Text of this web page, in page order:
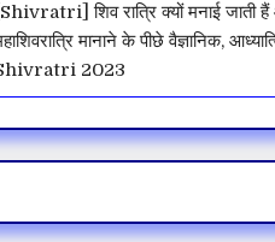
[Shivratri] शिव रात्रि क्यों मनाई जाती
मानाने के पीछे वैज्ञानिक,
2023